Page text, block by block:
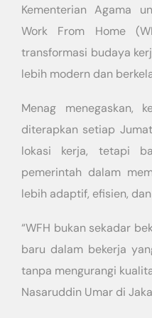
Kementerian Agama
Work From Home
transformasi budaya
lebih modern dan
Menag menegaskan,
diterapkan setiap
lokasi kerja, tetapi
pemerintah dalam
lebih adaptif, efisien,
“WFH bukan sekadar
baru dalam bekerja
tanpa mengurangi
Nasaruddin Umar di